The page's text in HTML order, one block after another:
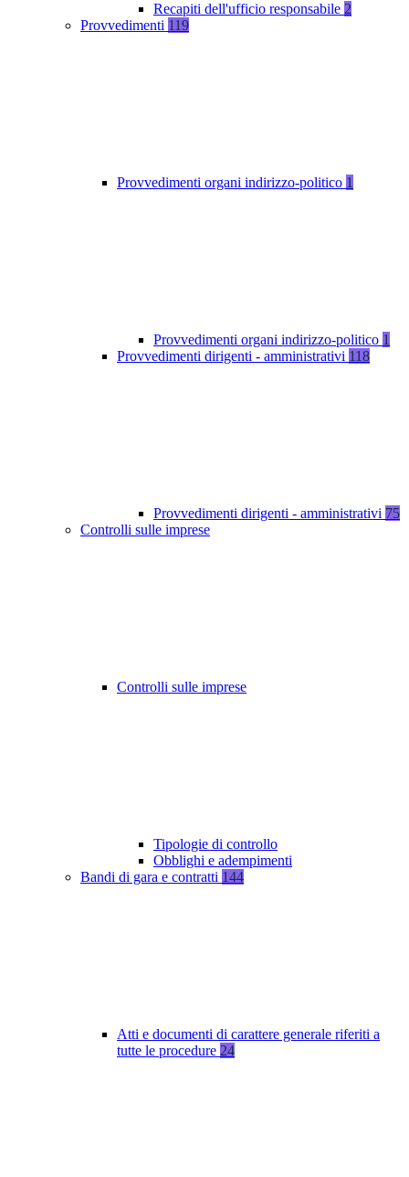
Recapiti dell'ufficio responsabile 2
Provvedimenti 119
Provvedimenti organi indirizzo-politico 1
Provvedimenti organi indirizzo-politico 1
Provvedimenti dirigenti - amministrativi 118
Provvedimenti dirigenti - amministrativi 75
Controlli sulle imprese
Controlli sulle imprese
Tipologie di controllo
Obblighi e adempimenti
Bandi di gara e contratti 144
Atti e documenti di carattere generale riferiti a
tutte le procedure 24